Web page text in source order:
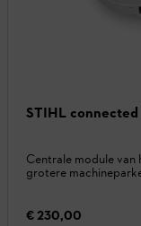
STIHL connected
Centrale module
grotere
€ 230,00